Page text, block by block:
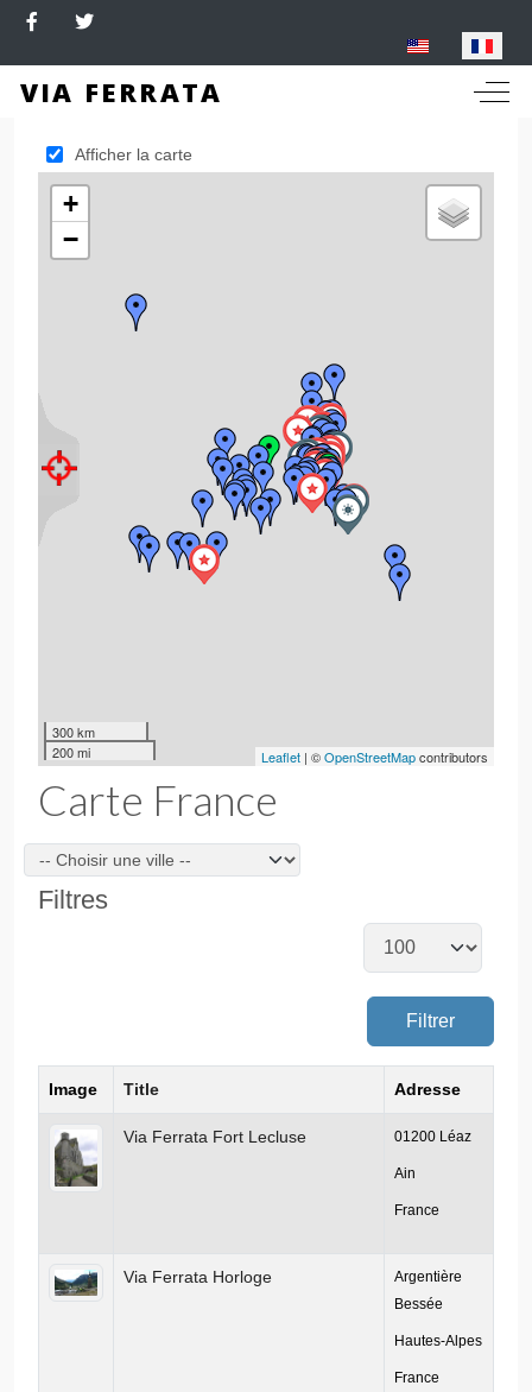
VIA FERRATA Off-
Afficher la carte
+
−
300 km
200 mi
Leaflet | ©OpenStreetMapcontributors
Carte France
Villes
Filtres
Filtrer
Image Title Adresse
Via Ferrata Fort Lecluse 01200 Léaz
Ain
France
Via Ferrata Horloge
Argentière
Bessée
Hautes-Alpes
France